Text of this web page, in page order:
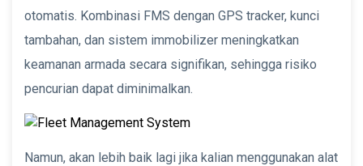
otomatis. Kombinasi FMS dengan GPS tracker, kunci
tambahan, dan sistem immobilizer meningkatkan
keamanan armada secara signifikan, sehingga risiko
pencurian dapat diminimalkan.
Namun, akan lebih baik lagi jika kalian menggunakan alat